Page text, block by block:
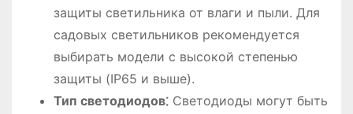
защиты светильника от влаги и пыли. Для
садовых светильников рекомендуется
выбирать модели с высокой степенью
защиты (IP65 и выше).
Тип светодиодов⁚Светодиоды могут быть